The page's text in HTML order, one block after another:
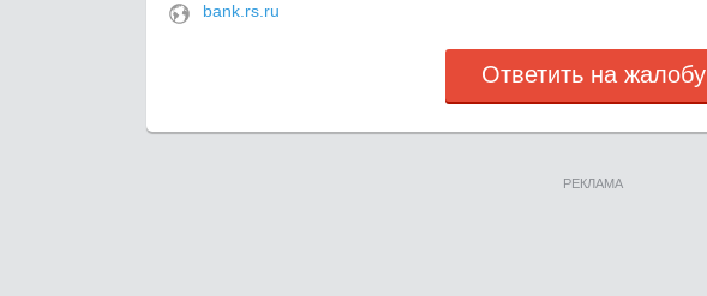
bank.rs.ru
Ответить на жалобу
РЕКЛАМА